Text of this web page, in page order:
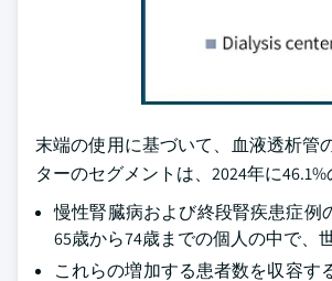
末端の使用に基づいて、血液透析管
ターのセグメントは、2024年に
慢性腎臓病および終段腎疾患症例
65歳から74歳までの個人の中で、
これらの増加する患者数を収容す